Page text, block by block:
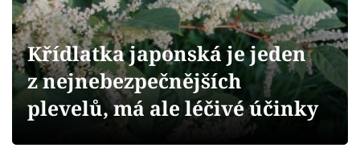
Přihlášení
Sledujte nás
Křídlatka japonská je jeden
z nejnebezpečnějších
plevelů, má ale léčivé účinky